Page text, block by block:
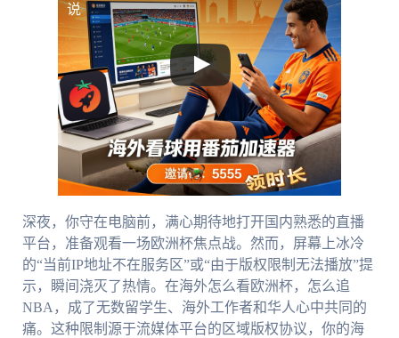
说
深夜，你守在电脑前，满心期待地打开国内熟悉的直播
平台，准备观看一场欧洲杯焦点战。然而，屏幕上冰冷
的“当前IP地址不在服务区”或“由于版权限制无法播放”提
示，瞬间浇灭了热情。在海外怎么看欧洲杯，怎么追
NBA，成了无数留学生、海外工作者和华人心中共同的
痛。这种限制源于流媒体平台的区域版权协议，你的海